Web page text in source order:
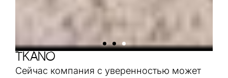
TKANO
Сейчас компания с уверенностью может